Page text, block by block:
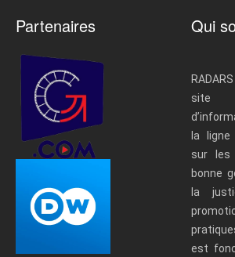
Partenaires Qui
site
la
sur les
bonne
la
est